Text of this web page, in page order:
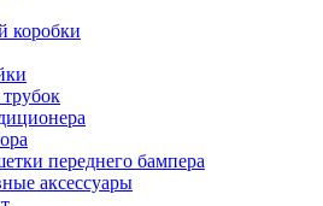
коробки
переднего бампера
аксессуары